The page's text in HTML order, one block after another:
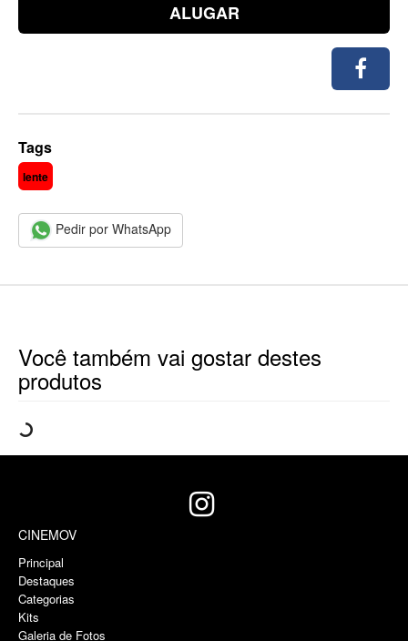
ALUGAR
Tags
lente
Pedir por WhatsApp
Você também vai gostar destes
produtos
CINEMOV
Principal
Destaques
Categorias
Kits
Galeria de Fotos